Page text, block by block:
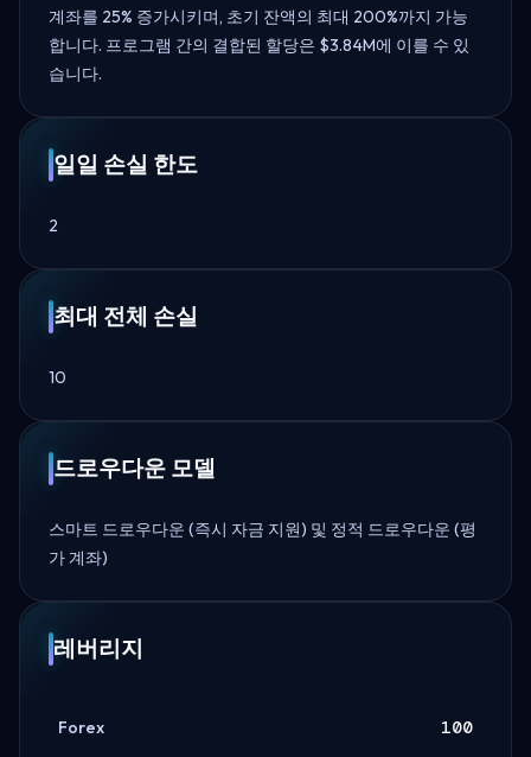
계좌를 25% 증가시키며, 초기 잔액의 최대 200%까지 가능
합니다. 프로그램 간의 결합된 할당은 $3.84M에 이를 수 있
습니다.
일일 손실 한도
2
최대 전체 손실
10
드로우다운 모델
스마트 드로우다운 (즉시 자금 지원) 및 정적 드로우다운 (평
가 계좌)
레버리지
Forex 100